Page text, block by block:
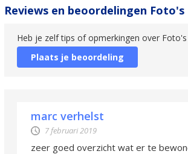
Reviews en beoordelingen Foto's
Heb je zelf tips of opmerkingen over Foto's
Plaats je beoordeling
marc verhelst
7 februari 2019
zeer goed overzicht wat er te